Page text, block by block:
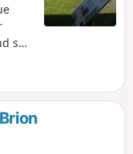
sur